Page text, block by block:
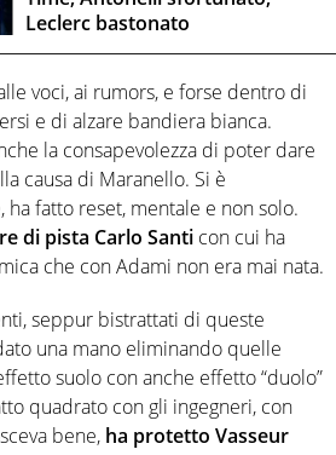
Leclerc bastonato
voci, ai rumors, e forse dentro di
e di alzare bandiera bianca.
la consapevolezza di poter dare
causa di Maranello. Si è
fatto reset, mentale e non solo.
di pista Carlo Santi con cui ha
che con Adami non era mai nata.
seppur bistrattati di queste
una mano eliminando quelle
suolo con anche effetto “duolo”
quadrato con gli ingegneri, con
bene, ha protetto Vasseur